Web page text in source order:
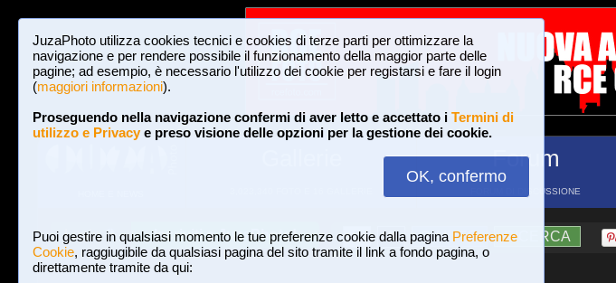
JuzaPhoto utilizza cookies tecnici e cookies di terze parti per ottimizzare la
navigazione e per rendere possibile il funzionamento della maggior parte delle
pagine; ad esempio, è necessario l'utilizzo dei cookie per registarsi e fare il login
(maggiori informazioni).
Proseguendo nella navigazione confermi di aver letto e accettato i Termini di
utilizzo e Privacye preso visione delle opzioni per la gestione dei cookie.
OK, confermo
Puoi gestire in qualsiasi momento le tue preferenze cookie dalla pagina Preferenze
Cookie, raggiugibile da qualsiasi pagina del sito tramite il link a fondo pagina, o
direttamente tramite da qui:
Forum
FORUM DI DISCUSSIONE
Login Iscriviti a JuzaPhoto! A A ?AIUTO RICERCA